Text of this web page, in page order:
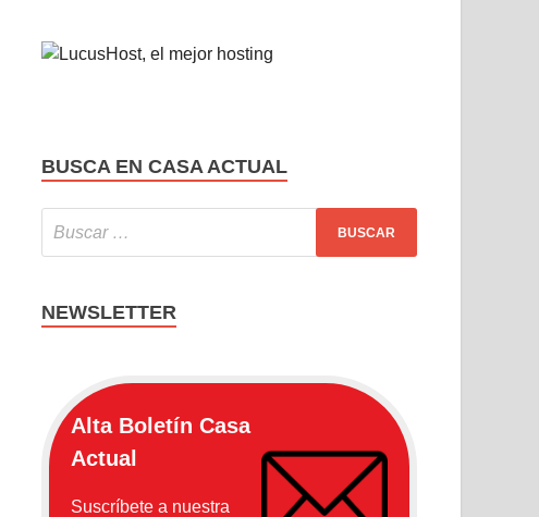
BUSCA EN CASA ACTUAL
NEWSLETTER
Alta Boletín Casa
Actual
Suscríbete a nuestra